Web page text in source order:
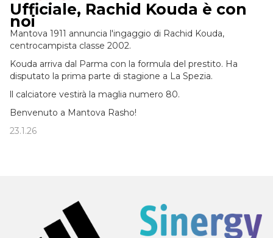
Ufficiale, Rachid Kouda è con
noi
Mantova 1911 annuncia l'ingaggio di Rachid Kouda,
centrocampista classe 2002.
Kouda arriva dal Parma con la formula del prestito. Ha
disputato la prima parte di stagione a La Spezia.
ll calciatore vestirà la maglia numero 80.
Benvenuto a Mantova Rasho!
23.1.26